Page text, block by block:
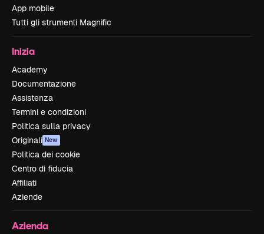
App mobile
Tutti gli strumenti Magnific
Inizia
Academy
Documentazione
Assistenza
Termini e condizioni
Politica sulla privacy
Originali New
Politica dei cookie
Centro di fiducia
Affiliati
Aziende
Azienda